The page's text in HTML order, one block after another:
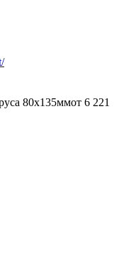
80х135ммот 6 221